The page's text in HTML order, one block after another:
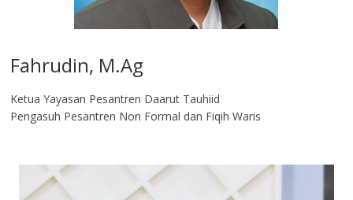
Fahrudin, M.Ag​
Ketua Yayasan Pesantren Daarut Tauhiid
Pengasuh Pesantren Non Formal dan Fiqih Waris